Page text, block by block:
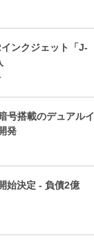
ンクジェット「J-
号搭載のデュアルイ
発
始決定 - 負債2億